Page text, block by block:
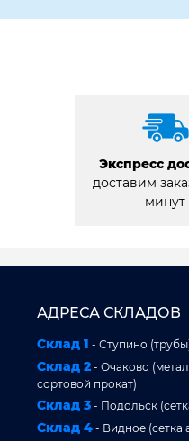
Экспресс
доставим
минут
АДРЕСА СКЛАДОВ
Склад 1 - Ступино
Склад 2 - Очаково
сортовой прокат)
Склад 3 - Подольск
Склад 4 - Видное (сетка